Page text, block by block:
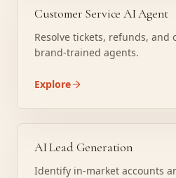
Customer Service AI Agent
Resolve tickets, refunds,
brand-trained agents.
Explore
AI Lead Generation
Identify in-market accounts